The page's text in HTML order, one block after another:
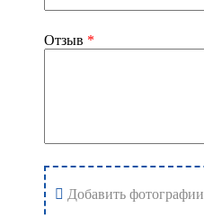
Отзыв *
Добавить фотографии